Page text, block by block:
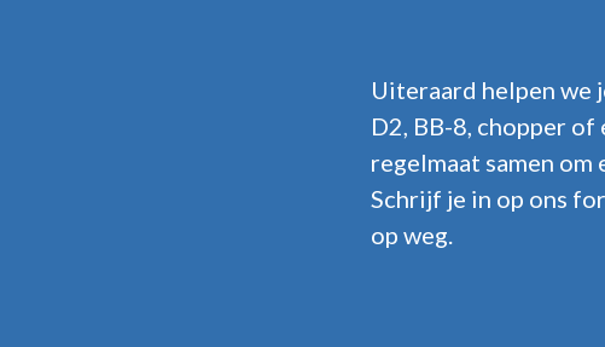
Uiteraard helpen we
D2, BB-8, chopper of
regelmaat samen
Schrijf je in op ons
op weg.